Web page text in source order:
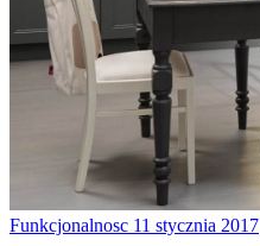
Funkcjonalnosc 11 stycznia 2017